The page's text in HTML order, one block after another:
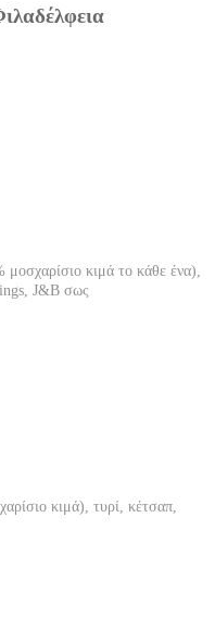
κιμά το κάθε ένα),
J&B σως
κιμά), τυρί, κέτσαπ,